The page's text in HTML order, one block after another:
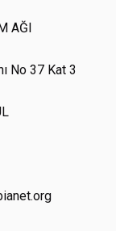
AĞI
No 37 Kat 3